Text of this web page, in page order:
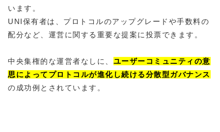
います。
UNI保有者は、プロトコルのアップグレードや手数料の
配分など、運営に関する重要な提案に投票できます。
中央集権的な運営者なしに、 ユーザーコミュニティの意
思によってプロトコルが進化し続ける分散型ガバナンス
の成功例とされています。